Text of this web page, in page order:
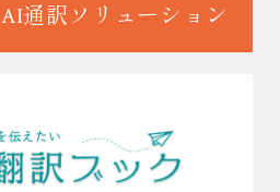
AI通訳ソリューション